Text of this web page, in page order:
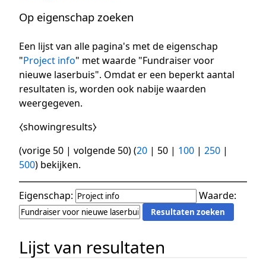
Op eigenschap zoeken
Een lijst van alle pagina's met de eigenschap
"Project info" met waarde "Fundraiser voor
nieuwe laserbuis". Omdat er een beperkt aantal
resultaten is, worden ook nabije waarden
weergegeven.
⧼showingresults⧽
(vorige 50 | volgende 50) (20 | 50 | 100 | 250 |
500) bekijken.
Eigenschap: Waarde:
Lijst van resultaten